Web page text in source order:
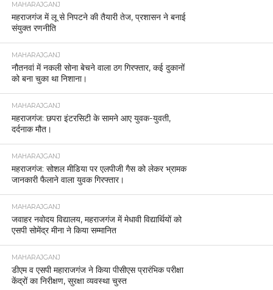
MAHARAJGANJ
महराजगंज में लू से निपटने की तैयारी तेज, प्रशासन ने बनाई
संयुक्त रणनीति
MAHARAJGANJ
नौतनवां में नकली सोना बेचने वाला ठग गिरफ्तार, कई दुकानों
को बना चुका था निशाना।
MAHARAJGANJ
महराजगंज: छपरा इंटरसिटी के सामने आए युवक-युवती,
दर्दनाक मौत।
MAHARAJGANJ
महराजगंज: सोशल मीडिया पर एलपीजी गैस को लेकर भ्रामक
जानकारी फैलाने वाला युवक गिरफ्तार।
MAHARAJGANJ
जवाहर नवोदय विद्यालय, महराजगंज में मेधावी विद्यार्थियों को
एसपी सोमेंद्र मीना ने किया सम्मानित
MAHARAJGANJ
डीएम व एसपी महाराजगंज ने किया पीसीएस प्रारंभिक परीक्षा
केंद्रों का निरीक्षण, सुरक्षा व्यवस्था चुस्त